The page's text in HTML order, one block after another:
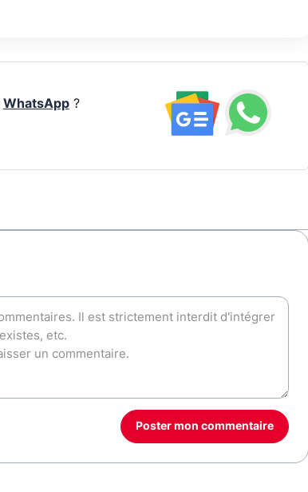
WhatsApp?
Poster mon commentaire